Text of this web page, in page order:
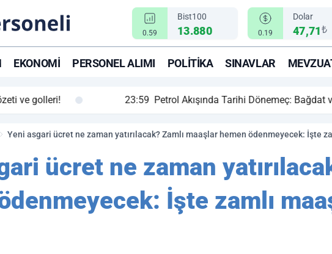
0.59
Bist100
13.880 0.19
Dolar
47,71₺
EKONOMI PERSONEL ALIMI POLITIKA SINAVLAR
Petrol Akışında Tarihi Dönemeç: Bağdat ve Erbil El Sıkıştı, Enerji
Yeni asgari ücret ne zaman yatırılacak? Zamlı maaşlar hemen ödenmeyecek: İşte
ücret ne zaman
İşte zamlı